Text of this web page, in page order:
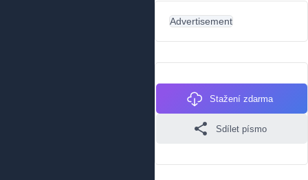
Advertisement
Stažení zdarma
Sdílet písmo